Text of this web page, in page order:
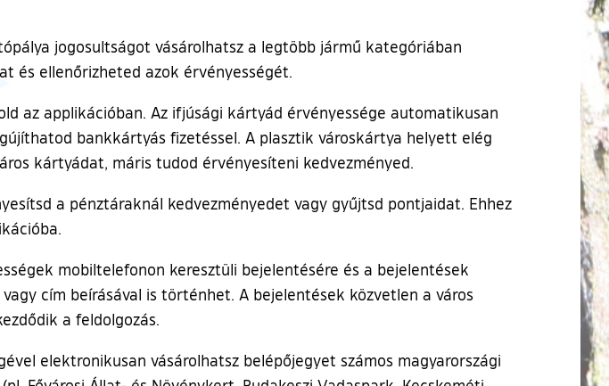
jogosultságot vásárolhatsz a legtöbb jármű kategóriában
és ellenőrizheted azok érvényességét.
az applikációban. Az ifjúsági kártyád érvényessége automatikusan
bankkártyás fizetéssel. A plasztik városkártya helyett elég
kártyádat, máris tudod érvényesíteni kedvezményed.
a pénztáraknál kedvezményedet vagy gyűjtsd pontjaidat. Ehhez
mobiltelefonon keresztüli bejelentésére és a bejelentések
cím beírásával is történhet. A bejelentések közvetlen a város
a feldolgozás.
elektronikusan vásárolhatsz belépőjegyet számos magyarországi